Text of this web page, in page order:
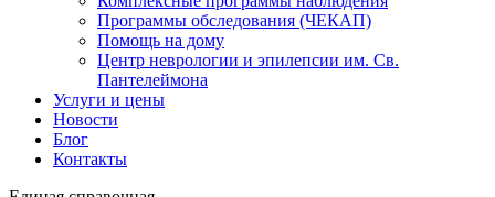
Программы обследования (ЧЕКАП)
Помощь на дому
Центр неврологии и эпилепсии им. Св.
Пантелеймона
Услуги и цены
Новости
Блог
Контакты